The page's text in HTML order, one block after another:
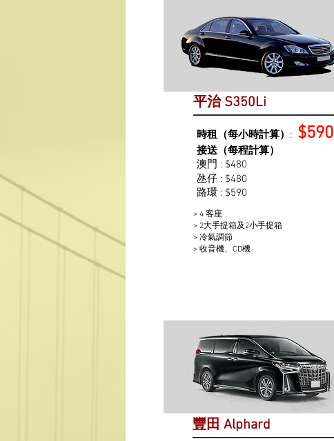
平治 S350Li
時租（每小時計算） : $590
接送（每程計算）
澳門 : $480
氹仔 : $480
路環 : $590
> 4 客座
> 2大手提箱及2小手提箱
> 冷氣調節
> 收音機、CD機
豐田 Alphard